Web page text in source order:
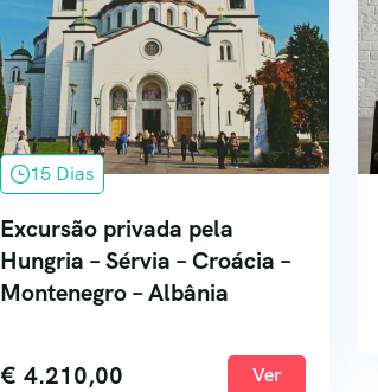
15 Dias
Excursão privada pela
Hungria – Sérvia – Croácia –
Montenegro – Albânia
€ 4.210,00 Ver